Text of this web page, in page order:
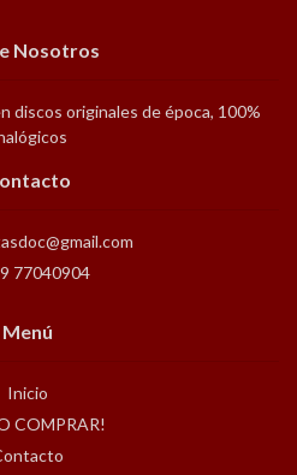
Nosotros
discos originales de época, 100%
77040904
Menú
Inicio
COMPRAR!